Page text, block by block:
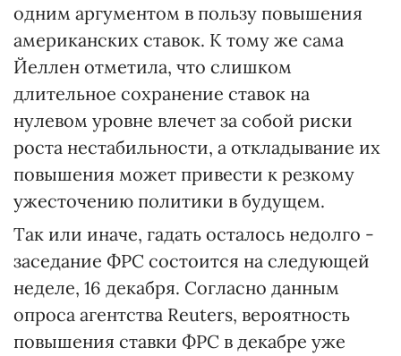
одним аргументом в пользу повышения
американских ставок. К тому же сама
Йеллен отметила, что слишком
длительное сохранение ставок на
нулевом уровне влечет за собой риски
роста нестабильности, а откладывание их
повышения может привести к резкому
ужесточению политики в будущем.
Так или иначе, гадать осталось недолго -
заседание ФРС состоится на следующей
неделе, 16 декабря. Согласно данным
опроса агентства Reuters, вероятность
повышения ставки ФРС в декабре уже